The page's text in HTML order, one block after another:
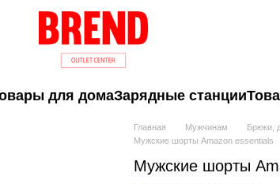
для домаЗарядные станции
Главная Мужчинам Брюки,
Мужские шорты Amazon essentials
Мужские шорты